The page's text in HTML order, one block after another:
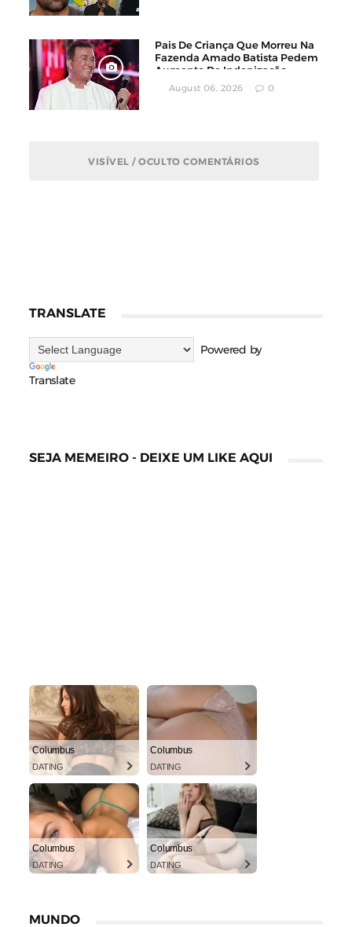
Pais De Criança Que Morreu Na
Fazenda Amado Batista Pedem
Aumento De Indenização
August 06, 2026 0
VISÍVEL / OCULTO COMENTÁRIOS
TRANSLATE
Powered by
Translate
SEJA MEMEIRO - DEIXE UM LIKE AQUI
Columbus
DATING
Columbus
DATING
Columbus
DATING
Columbus
DATING
MUNDO